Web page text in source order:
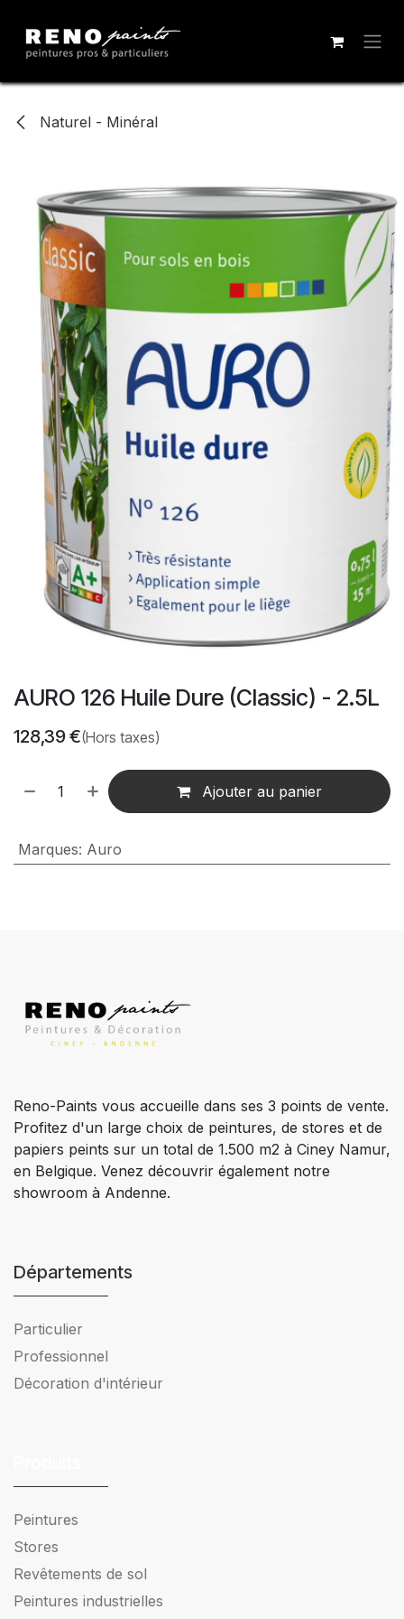
Naturel - Minéral
AURO 126 Huile Dure (Classic) - 2.5L
128,39€(Hors taxes)
Ajouter au panier
Marques: Auro
Reno-Paints vous accueille dans ses 3 points de vente.
Profitez d'un large choix de peintures, de stores et de
papiers peints sur un total de 1.500 m2 à Ciney Namur,
en Belgique. Venez découvrir également notre
showroom à Andenne.
Départements
Particulier
Professionnel
Décoration d'intérieur
Peintures
Stores
Revêtements de sol
Peintures industrielles